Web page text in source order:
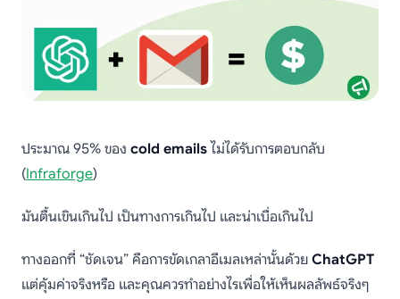
ประมาณ 95% ของ cold emails ไม่ได้รับการตอบกลับ
(Infraforge)
มันตื้นเขินเกินไป เป็นทางการเกินไป และน่าเบื่อเกินไป
ทางออกที่ “ชัดเจน” คือการขัดเกลาอีเมลเหล่านั้นด้วย ChatGPT
แต่คุ้มค่าจริงหรือ และคุณควรทำอย่างไรเพื่อให้เห็นผลลัพธ์จริงๆ